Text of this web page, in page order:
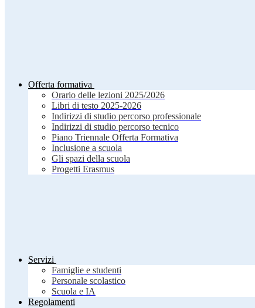
Offerta formativa
Orario delle lezioni 2025/2026
Libri di testo 2025-2026
Indirizzi di studio percorso professionale
Indirizzi di studio percorso tecnico
Piano Triennale Offerta Formativa
Inclusione a scuola
Gli spazi della scuola
Progetti Erasmus
Servizi
Famiglie e studenti
Personale scolastico
Scuola e IA
Regolamenti